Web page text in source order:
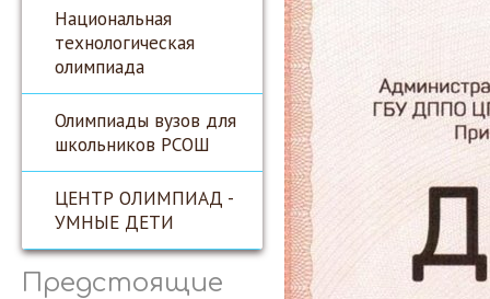
Национальная
технологическая
олимпиада
Олимпиады вузов для
школьников РСОШ
ЦЕНТР ОЛИМПИАД -
УМНЫЕ ДЕТИ
Предстоящие